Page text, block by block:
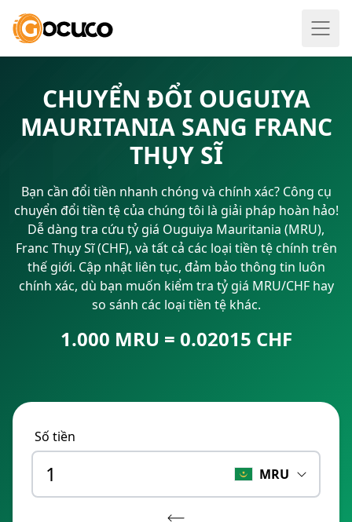
CHUYỂN ĐỔI OUGUIYA
MAURITANIA SANG FRANC
THỤY SĨ
Bạn cần đổi tiền nhanh chóng và chính xác? Công cụ
chuyển đổi tiền tệ của chúng tôi là giải pháp hoàn hảo!
Dễ dàng tra cứu tỷ giá Ouguiya Mauritania (MRU),
Franc Thụy Sĩ (CHF), và tất cả các loại tiền tệ chính trên
thế giới. Cập nhật liên tục, đảm bảo thông tin luôn
chính xác, dù bạn muốn kiểm tra tỷ giá MRU/CHF hay
so sánh các loại tiền tệ khác.
1.000 MRU = 0.02015 CHF
Số tiền
MRU